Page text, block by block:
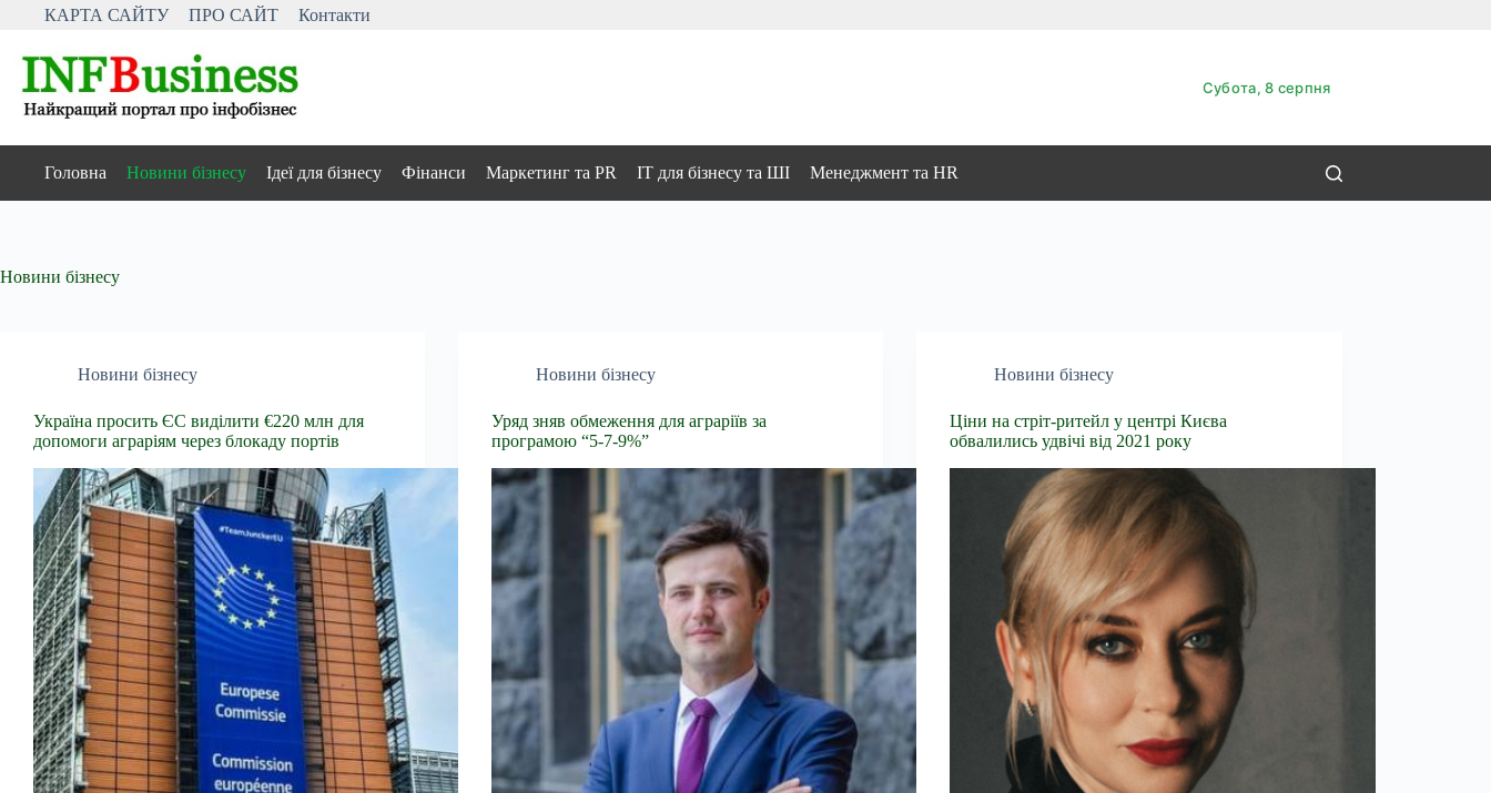
ПерейтиКАРТА САЙТУ ПРО САЙТ Контакти
Субота, 8 серпня
Головна Новини бізнесу Ідеї для бізнесу Фінанси Маркетинг та PR IT для бізнесу та ШІ Менеджмент та HR
Новини бізнесу
Новини бізнесу
Україна просить ЄС виділити €220 млн для
допомоги аграріям через блокаду портів
Новини бізнесу
Уряд зняв обмеження для аграріїв за
програмою “5-7-9%”
Новини бізнесу
Ціни на стріт-ритейл у центрі Києва
обвалились удвічі від 2021 року